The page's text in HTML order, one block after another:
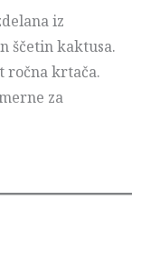
iz
ščetin kaktusa.
ročna krtača.
za